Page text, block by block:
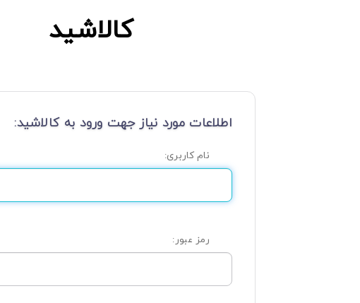
کالاشید
اطلاعات مورد نیاز جهت ورود به کالاشید:
نام كاربری:
رمز عبور: